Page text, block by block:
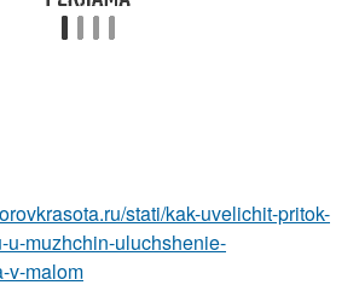
stati/kak-uvelichit-pritok-
u-muzhchin-uluchshenie-
v-malom